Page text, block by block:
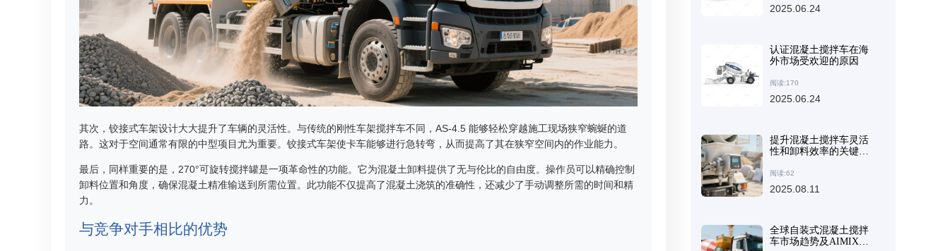
其次，铰接式车架设计大大提升了车辆的灵活性。与传统的刚性车架搅拌车不同，AS-4.5 能够轻松穿越施工现场狭窄蜿蜒的道
路。这对于空间通常有限的中型项目尤为重要。铰接式车架使卡车能够进行急转弯，从而提高了其在狭窄空间内的作业能力。
最后，同样重要的是，270°可旋转搅拌罐是一项革命性的功能。它为混凝土卸料提供了无与伦比的自由度。操作员可以精确控制
卸料位置和角度，确保混凝土精准输送到所需位置。此功能不仅提高了混凝土浇筑的准确性，还减少了手动调整所需的时间和精
力。
与竞争对手相比的优势
2025.06.24
认证混凝土搅拌车在海
外市场受欢迎的原因
阅读:170
2025.06.24
提升混凝土搅拌车灵活
性和卸料效率的关键技
阅读:62
2025.08.11
全球自装式混凝土搅拌
车市场趋势及AIMIX技